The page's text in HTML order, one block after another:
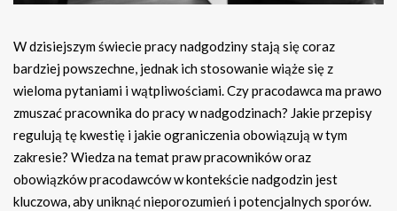
W dzisiejszym świecie pracy nadgodziny stają się coraz
bardziej powszechne, jednak ich stosowanie wiąże się z
wieloma pytaniami i wątpliwościami. Czy pracodawca ma prawo
zmuszać pracownika do pracy w nadgodzinach? Jakie przepisy
regulują tę kwestię i jakie ograniczenia obowiązują w tym
zakresie? Wiedza na temat praw pracowników oraz
obowiązków pracodawców w kontekście nadgodzin jest
kluczowa, aby uniknąć nieporozumień i potencjalnych sporów.